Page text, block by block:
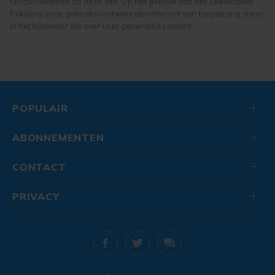
Prikbord onze gebruiksvoorwaarden internet van toepassing, meer
in het bijzonder die over user generated content.
POPULAIR
ABONNEMENTEN
CONTACT
PRIVACY